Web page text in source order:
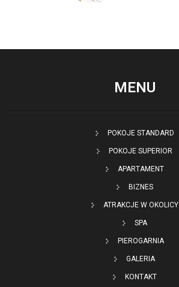
MENU
POKOJE STANDARD
POKOJE SUPERIOR
APARTAMENT
BIZNES
ATRAKCJE W OKOLICY
SPA
PIEROGARNIA
GALERIA
KONTAKT